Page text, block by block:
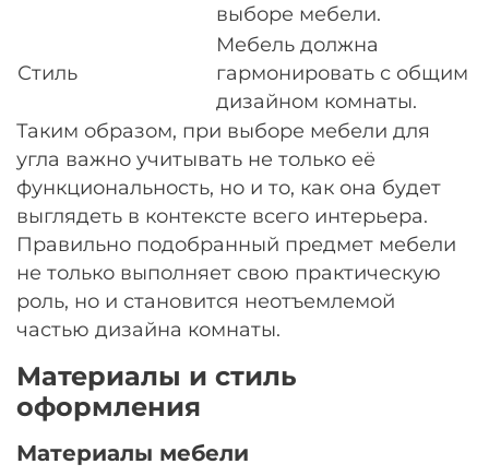
выборе мебели.
Стиль
Мебель должна
гармонировать с общим
дизайном комнаты.
Таким образом, при выборе мебели для
угла важно учитывать не только её
функциональность, но и то, как она будет
выглядеть в контексте всего интерьера.
Правильно подобранный предмет мебели
не только выполняет свою практическую
роль, но и становится неотъемлемой
частью дизайна комнаты.
Материалы и стиль
оформления
Материалы мебели